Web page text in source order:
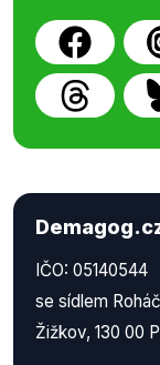
IČO: 05140544
se sídlem
Žižkov, 130 00